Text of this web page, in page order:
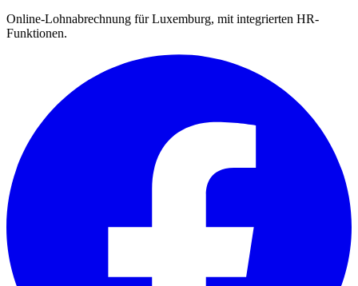
Online-Lohnabrechnung für Luxemburg, mit integrierten HR-
Funktionen.